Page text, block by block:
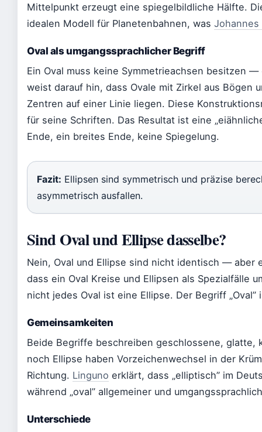
Mittelpunkt erzeugt eine spiegelbildliche Hälfte.
idealen Modell für Planetenbahnen, was Johannes
Oval als umgangssprachlicher Begriff
Ein Oval muss keine Symmetrieachsen besitzen
weist darauf hin, dass Ovale mit Zirkel aus
Zentren auf einer Linie liegen. Diese
für seine Schriften. Das Resultat ist eine
Ende, ein breites Ende, keine Spiegelung.
Fazit: Ellipsen sind symmetrisch und präzise
asymmetrisch ausfallen.
Sind Oval und Ellipse dasselbe?
Nein, Oval und Ellipse sind nicht identisch — aber
dass ein Oval Kreise und Ellipsen als Spezialfälle
nicht jedes Oval ist eine Ellipse. Der Begriff
Gemeinsamkeiten
Beide Begriffe beschreiben geschlossene, glatte,
noch Ellipse haben Vorzeichenwechsel in der
Richtung. Linguno erklärt, dass „elliptisch” im
während „oval” allgemeiner und
Unterschiede